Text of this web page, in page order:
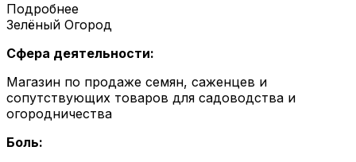
Подробнее
Зелёный Огород
Сфера деятельности:
Магазин по продаже семян, саженцев и
сопутствующих товаров для садоводства и
огородничества
Боль: